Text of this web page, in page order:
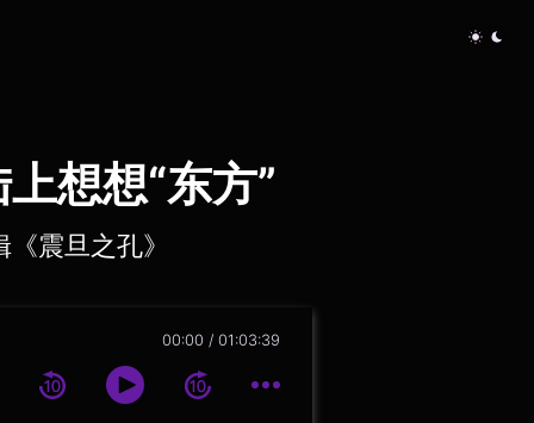
想想“东方”
震旦之孔》
00:00 01:03:39